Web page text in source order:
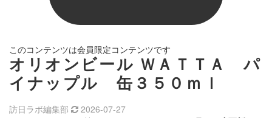
このコンテンツは会員限定コンテンツです
オリオンビール ＷＡＴＴＡ パ
イナップル 缶３５０ｍｌ
訪日ラボ編集部 2026-07-27